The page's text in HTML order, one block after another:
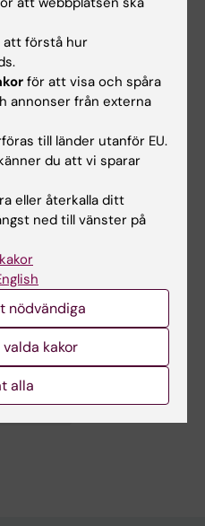
a cross-
digital cognitive
Kontio E; Lekander M;
Alla författare
PAPER:INTERNET
OF
IN MENTAL AND
2019;18:100263
treatment in
study
C; Lallerstedt L;
N; Kaldo V
psykologi)
att förstå hur
för att visa och spåra
annonser från externa
till länder utanför EU.
du att vi sparar
eller återkalla ditt
ned till vänster på
nödvändiga
kakor
alla